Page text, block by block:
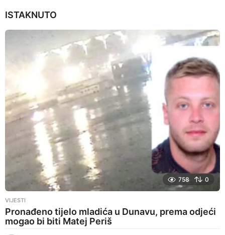
ISTAKNUTO
758 0
VIJESTI
Pronađeno tijelo mladića u Dunavu, prema odjeći
mogao bi biti Matej Periš